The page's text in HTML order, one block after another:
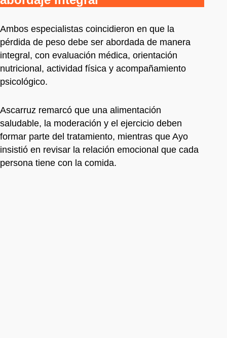
Ambos especialistas coincidieron en que la
pérdida de peso debe ser abordada de manera
integral, con evaluación médica, orientación
nutricional, actividad física y acompañamiento
psicológico.
Ascarruz remarcó que una alimentación
saludable, la moderación y el ejercicio deben
formar parte del tratamiento, mientras que Ayo
insistió en revisar la relación emocional que cada
persona tiene con la comida.